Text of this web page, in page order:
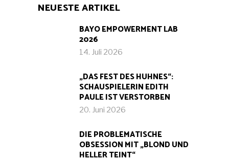
NEUESTE ARTIKEL
BAYO EMPOWERMENT LAB
2026
14. Juli 2026
„DAS FEST DES HUHNES“:
SCHAUSPIELERIN EDITH
PAULE IST VERSTORBEN
20. Juni 2026
DIE PROBLEMATISCHE
OBSESSION MIT „BLOND UND
HELLER TEINT“